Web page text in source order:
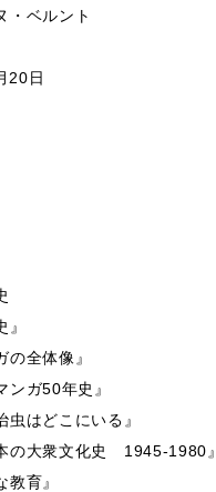
ベルント
20日
全体像』
ンガ50年史』
虫はどこにいる』
の大衆文化史 1945-1980』
育』